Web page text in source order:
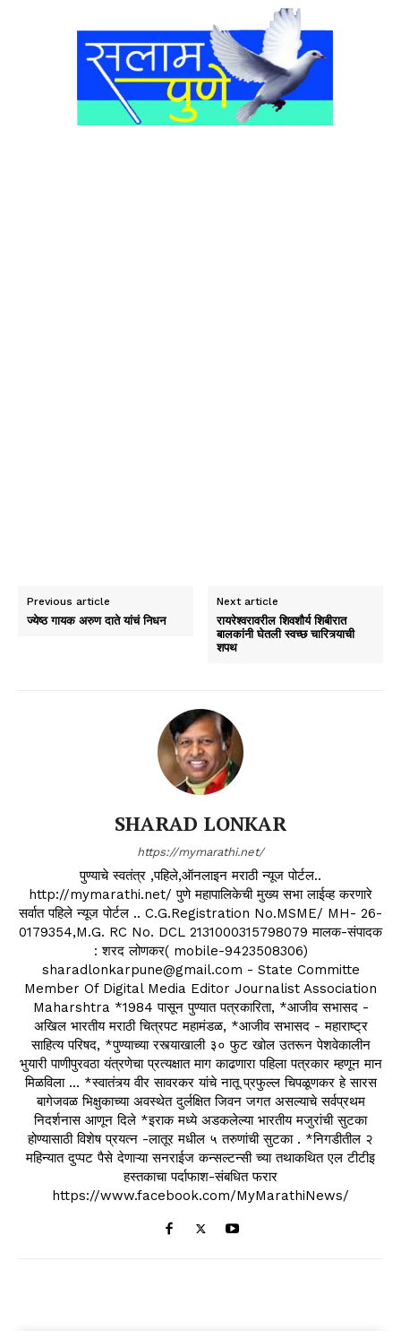
Previous article
ज्येष्ठ गायक अरुण दाते यांचं निधन
Next article
रायरेश्‍वरावरील शिवशौर्य शिबीरात
बालकांनी घेतली स्वच्छ चारित्र्याची
शपथ
SHARAD LONKAR
https://mymarathi.net/
पुण्याचे स्वतंत्र ,पहिले,ऑनलाइन मराठी न्यूज पोर्टल..
http://mymarathi.net/ पुणे महापालिकेची मुख्य सभा लाईव्ह करणारे
सर्वात पहिले न्यूज पोर्टल .. C.G.Registration No.MSME/ MH- 26-
0179354,M.G. RC No. DCL 2131000315798079 मालक-संपादक
: शरद लोणकर( mobile-9423508306)
sharadlonkarpune@gmail.com - State Committe
Member Of Digital Media Editor Journalist Association
Maharshtra *1984 पासून पुण्यात पत्रकारिता, *आजीव सभासद -
अखिल भारतीय मराठी चित्रपट महामंडळ, *आजीव सभासद - महाराष्ट्र
साहित्य परिषद, *पुण्याच्या रस्त्याखाली ३० फुट खोल उतरून पेशवेकालीन
भुयारी पाणीपुरवठा यंत्रणेचा प्रत्यक्षात माग काढणारा पहिला पत्रकार म्हणून मान
मिळविला ... *स्वातंत्र्य वीर सावरकर यांचे नातू प्रफुल्ल चिपळूणकर हे सारस
बागेजवळ भिक्षुकाच्या अवस्थेत दुर्लक्षित जिवन जगत असल्याचे सर्वप्रथम
निदर्शनास आणून दिले *इराक मध्ये अडकलेल्या भारतीय मजुरांची सुटका
होण्यासाठी विशेष प्रयत्न -लातूर मधील ५ तरुणांची सुटका . *निगडीतील २
महिन्यात दुप्पट पैसे देणाऱ्या सनराईज कन्सल्टन्सी च्या तथाकथित एल टीटीइ
हस्तकाचा पर्दाफाश-संबधित फरार
https://www.facebook.com/MyMarathiNews/